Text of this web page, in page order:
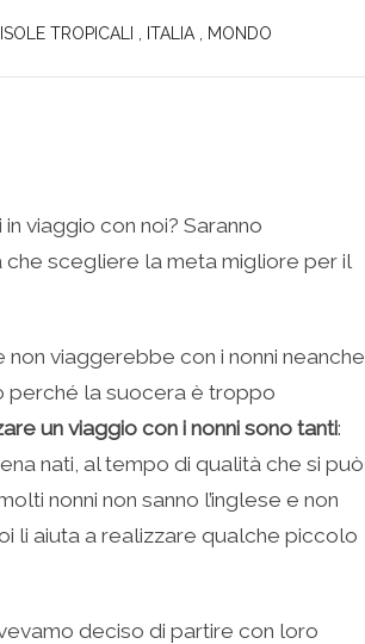
ISOLE TROPICALI ITALIA MONDO
viaggio con noi? Saranno
che scegliere la meta migliore per il
viaggerebbe con i nonni neanche
perché la suocera è troppo
un viaggio con i nonni sono tanti:
nati, al tempo di qualità che si può
nonni non sanno l’inglese e non
li aiuta a realizzare qualche piccolo
deciso di partire con loro